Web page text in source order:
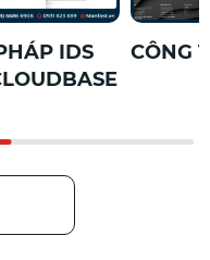
CÔNG TY TNHH